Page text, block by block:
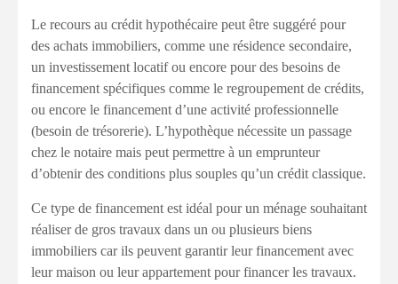
Le recours au crédit hypothécaire peut être suggéré pour
des achats immobiliers, comme une résidence secondaire,
un investissement locatif ou encore pour des besoins de
financement spécifiques comme le regroupement de crédits,
ou encore le financement d’une activité professionnelle
(besoin de trésorerie). L’hypothèque nécessite un passage
chez le notaire mais peut permettre à un emprunteur
d’obtenir des conditions plus souples qu’un crédit classique.
Ce type de financement est idéal pour un ménage souhaitant
réaliser de gros travaux dans un ou plusieurs biens
immobiliers car ils peuvent garantir leur financement avec
leur maison ou leur appartement pour financer les travaux.